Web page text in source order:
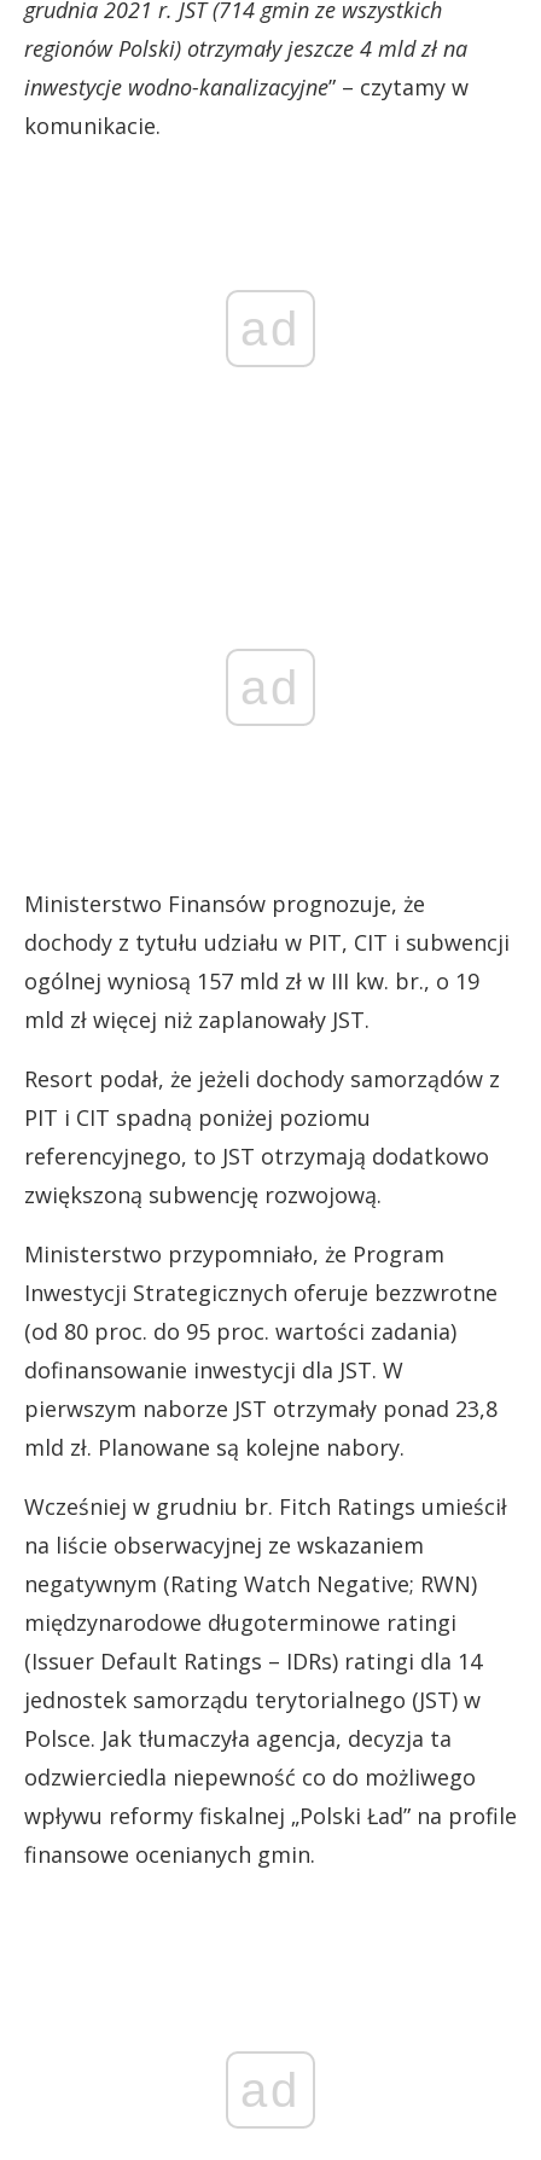
grudnia 2021 r. JST (714 gmin ze wszystkich
regionów Polski) otrzymały jeszcze 4 mld zł na
inwestycje wodno-kanalizacyjne” – czytamy w
komunikacie.
ad
ad
Ministerstwo Finansów prognozuje, że
dochody z tytułu udziału w PIT, CIT i subwencji
ogólnej wyniosą 157 mld zł w III kw. br., o 19
mld zł więcej niż zaplanowały JST.
Resort podał, że jeżeli dochody samorządów z
PIT i CIT spadną poniżej poziomu
referencyjnego, to JST otrzymają dodatkowo
zwiększoną subwencję rozwojową.
Ministerstwo przypomniało, że Program
Inwestycji Strategicznych oferuje bezzwrotne
(od 80 proc. do 95 proc. wartości zadania)
dofinansowanie inwestycji dla JST. W
pierwszym naborze JST otrzymały ponad 23,8
mld zł. Planowane są kolejne nabory.
Wcześniej w grudniu br. Fitch Ratings umieścił
na liście obserwacyjnej ze wskazaniem
negatywnym (Rating Watch Negative; RWN)
międzynarodowe długoterminowe ratingi
(Issuer Default Ratings – IDRs) ratingi dla 14
jednostek samorządu terytorialnego (JST) w
Polsce. Jak tłumaczyła agencja, decyzja ta
odzwierciedla niepewność co do możliwego
wpływu reformy fiskalnej „Polski Ład” na profile
finansowe ocenianych gmin.
ad